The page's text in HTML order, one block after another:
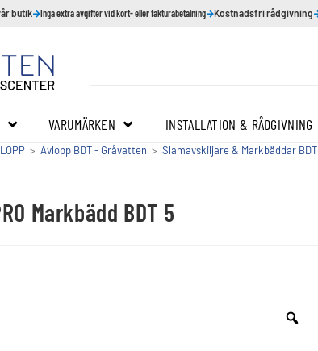
butik Inga extra avgifter vid kort- eller fakturabetalning Kostnadsfri rådgivning
VARUMÄRKEN INSTALLATION & RÅDGIVNING
> Avlopp BDT - Gråvatten > Slamavskiljare & Markbäddar BDT
Markbädd BDT 5